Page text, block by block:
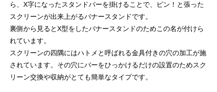
ら、X字になったスタンドバーを掛けることで、ピン！と張った
スクリーンが出来上がるバナースタンドです。
裏側から見るとX型をしたバナースタンドのためこの名が付けら
れています。
スクリーンの四隅にはハトメと呼ばれる金具付きの穴の加工が施
されています。その穴にバーをひっかけるだけの設置のためスク
リーン交換や収納がとても簡単なタイプです。